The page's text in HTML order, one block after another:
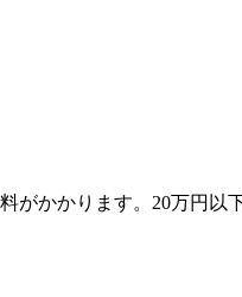
がかかります。20万円以